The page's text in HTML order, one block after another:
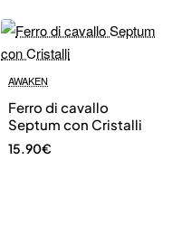
AWAKEN
Ferro di cavallo
Septum con Cristalli
15.90€